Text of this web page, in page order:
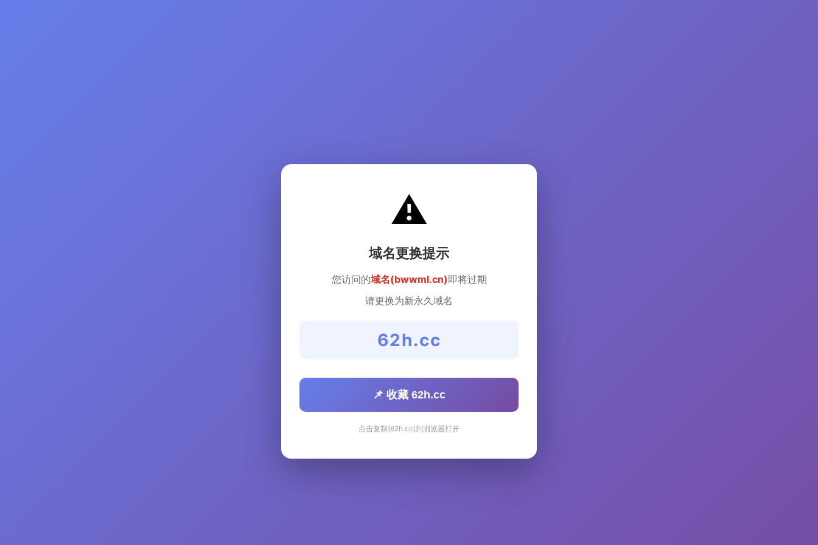
⚠️
域名更换提示
您访问的域名(bwwml.cn)即将过期
请更换为新永久域名
62h.cc
📌 收藏 62h.cc
点击复制(62h.cc)到浏览器打开